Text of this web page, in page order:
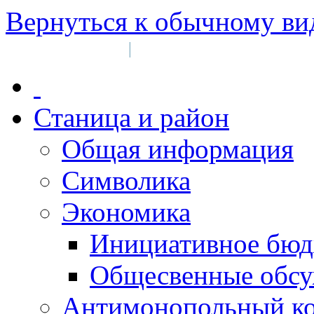
Вернуться к обычному
|
Станица и район
Общая информация
Символика
Экономика
Инициативное
Общесвенные
Антимонопольный